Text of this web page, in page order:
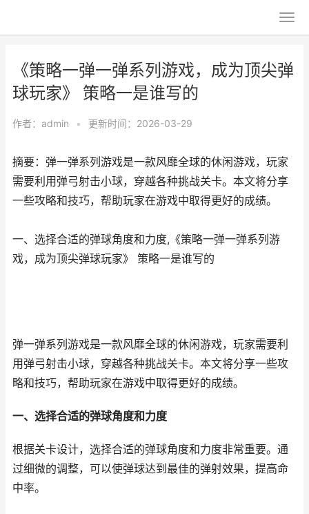
《策略一弹一弹系列游戏，成为顶尖弹
球玩家》 策略一是谁写的
作者： admin • 更新时间：2026-03-29
摘要：弹一弹系列游戏是一款风靡全球的休闲游戏，玩家
需要利用弹弓射击小球，穿越各种挑战关卡。本文将分享
一些攻略和技巧，帮助玩家在游戏中取得更好的成绩。
一、选择合适的弹球角度和力度,《策略一弹一弹系列游
戏，成为顶尖弹球玩家》 策略一是谁写的
弹一弹系列游戏是一款风靡全球的休闲游戏，玩家需要利
用弹弓射击小球，穿越各种挑战关卡。本文将分享一些攻
略和技巧，帮助玩家在游戏中取得更好的成绩。
一、选择合适的弹球角度和力度
根据关卡设计，选择合适的弹球角度和力度非常重要。通
过细微的调整，可以使弹球达到最佳的弹射效果，提高命
中率。